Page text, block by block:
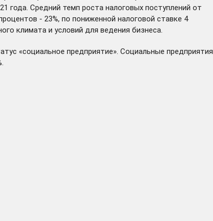
года. Средний темп роста налоговых поступлений от
- 23%, по пониженной налоговой ставке 4
климата и условий для ведения бизнеса.
«социальное предприятие». Социальные предприятия